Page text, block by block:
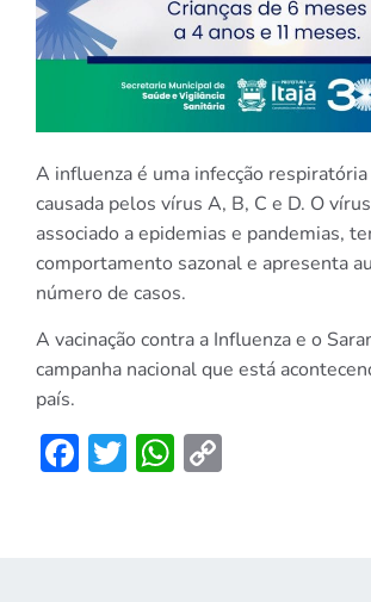
A influenza é uma infecção respiratória
causada pelos vírus A, B, C e D. O
associado a epidemias e pandemias,
comportamento sazonal e apresenta
número de casos.
A vacinação contra a Influenza e o
campanha nacional que está
país.
Facebook
TwitterWhatsApp